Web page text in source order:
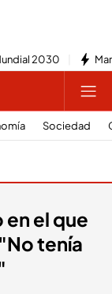
2030
Sociedad
el que
tenía